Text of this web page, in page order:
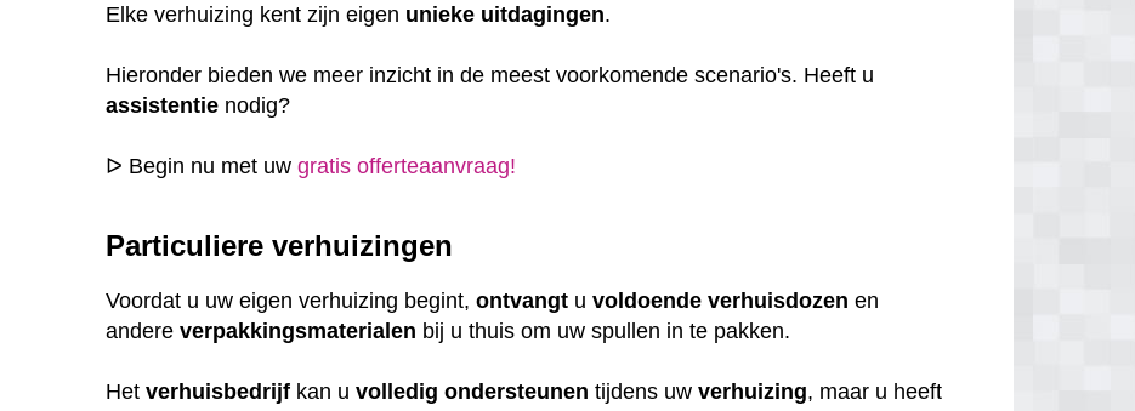
Elke verhuizing kent zijn eigen unieke uitdagingen.
Hieronder bieden we meer inzicht in de meest voorkomende scenario's. Heeft u
assistentie nodig?
ᐅ Begin nu met uwgratis offerteaanvraag!
Particuliere verhuizingen
Voordat u uw eigen verhuizing begint,ontvangt uvoldoende verhuisdozen en
andereverpakkingsmaterialen bij u thuis om uw spullen in te pakken.
Hetverhuisbedrijf kan uvolledig ondersteunen tijdens uwverhuizing, maar u heeft